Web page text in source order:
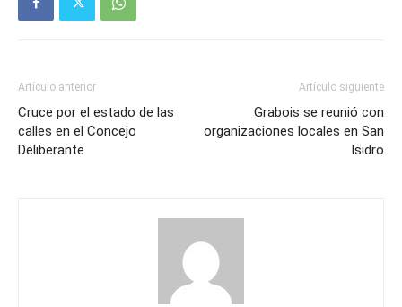
Artículo anterior
Cruce por el estado de las
calles en el Concejo
Deliberante
Artículo siguiente
Grabois se reunió con
organizaciones locales en San
Isidro